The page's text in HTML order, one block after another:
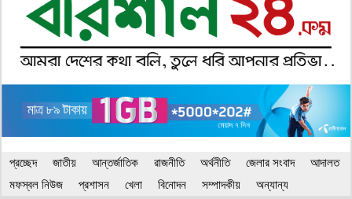
প্রচ্ছেদ জাতীয় আন্তর্জাতিক রাজনীতি অর্থনীতি জেলার সংবাদ
আদালত
মফস্বল নিউজ
প্রশাসন খেলা বিনোদন সম্পাদকীয় অন্যান্য